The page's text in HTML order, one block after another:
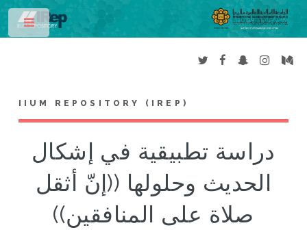
IIUM REPOSITORY (IREP)
دراسة تطبيقية في إشكال
الحديث وحلولها ((إنّ أثقل
صلاة على المنافقين))
Toggle